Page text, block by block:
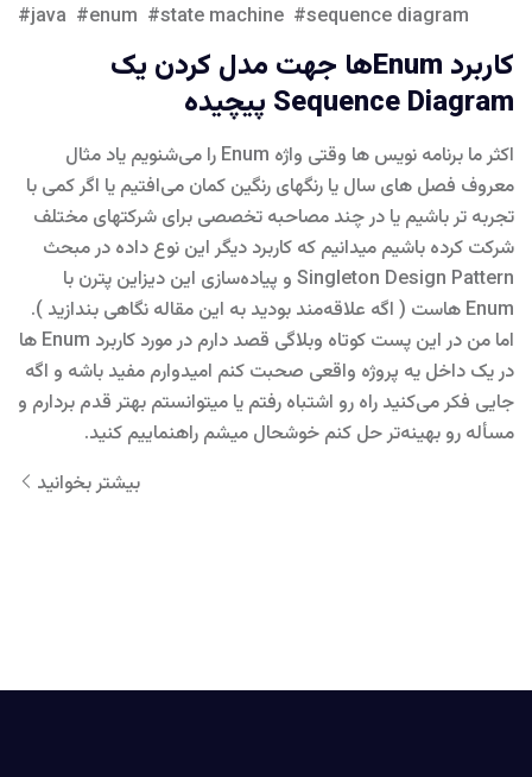
java
enum state machine sequence diagram
کاربرد Enumها جهت مدل کردن یک
Sequence Diagram پیچیده
اکثر ما برنامه نویس ها وقتی واژه Enum را می‌شنویم یاد مثال
معروف فصل های سال یا رنگهای رنگین کمان می‌افتیم یا اگر کمی با
تجربه تر باشیم یا در چند مصاحبه تخصصی برای شرکتهای مختلف
شرکت کرده باشیم میدانیم که کاربرد دیگر این نوع داده در مبحث
Singleton Design Pattern و پیاده‌سازی این دیزاین پترن با
Enum هاست ( اگه علاقه‌مند بودید به این مقاله نگاهی بندازید ).
اما من در این پست کوتاه وبلاگی قصد دارم در مورد کاربرد Enum ها
در یک داخل یه پروژه واقعی صحبت کنم امیدوارم مفید باشه و اگه
جایی فکر می‌کنید راه رو اشتباه رفتم یا میتوانستم بهتر قدم بردارم و
مسأله رو بهینه‌تر حل کنم خوشحال میشم راهنماییم کنید.
بیشتر بخوانید